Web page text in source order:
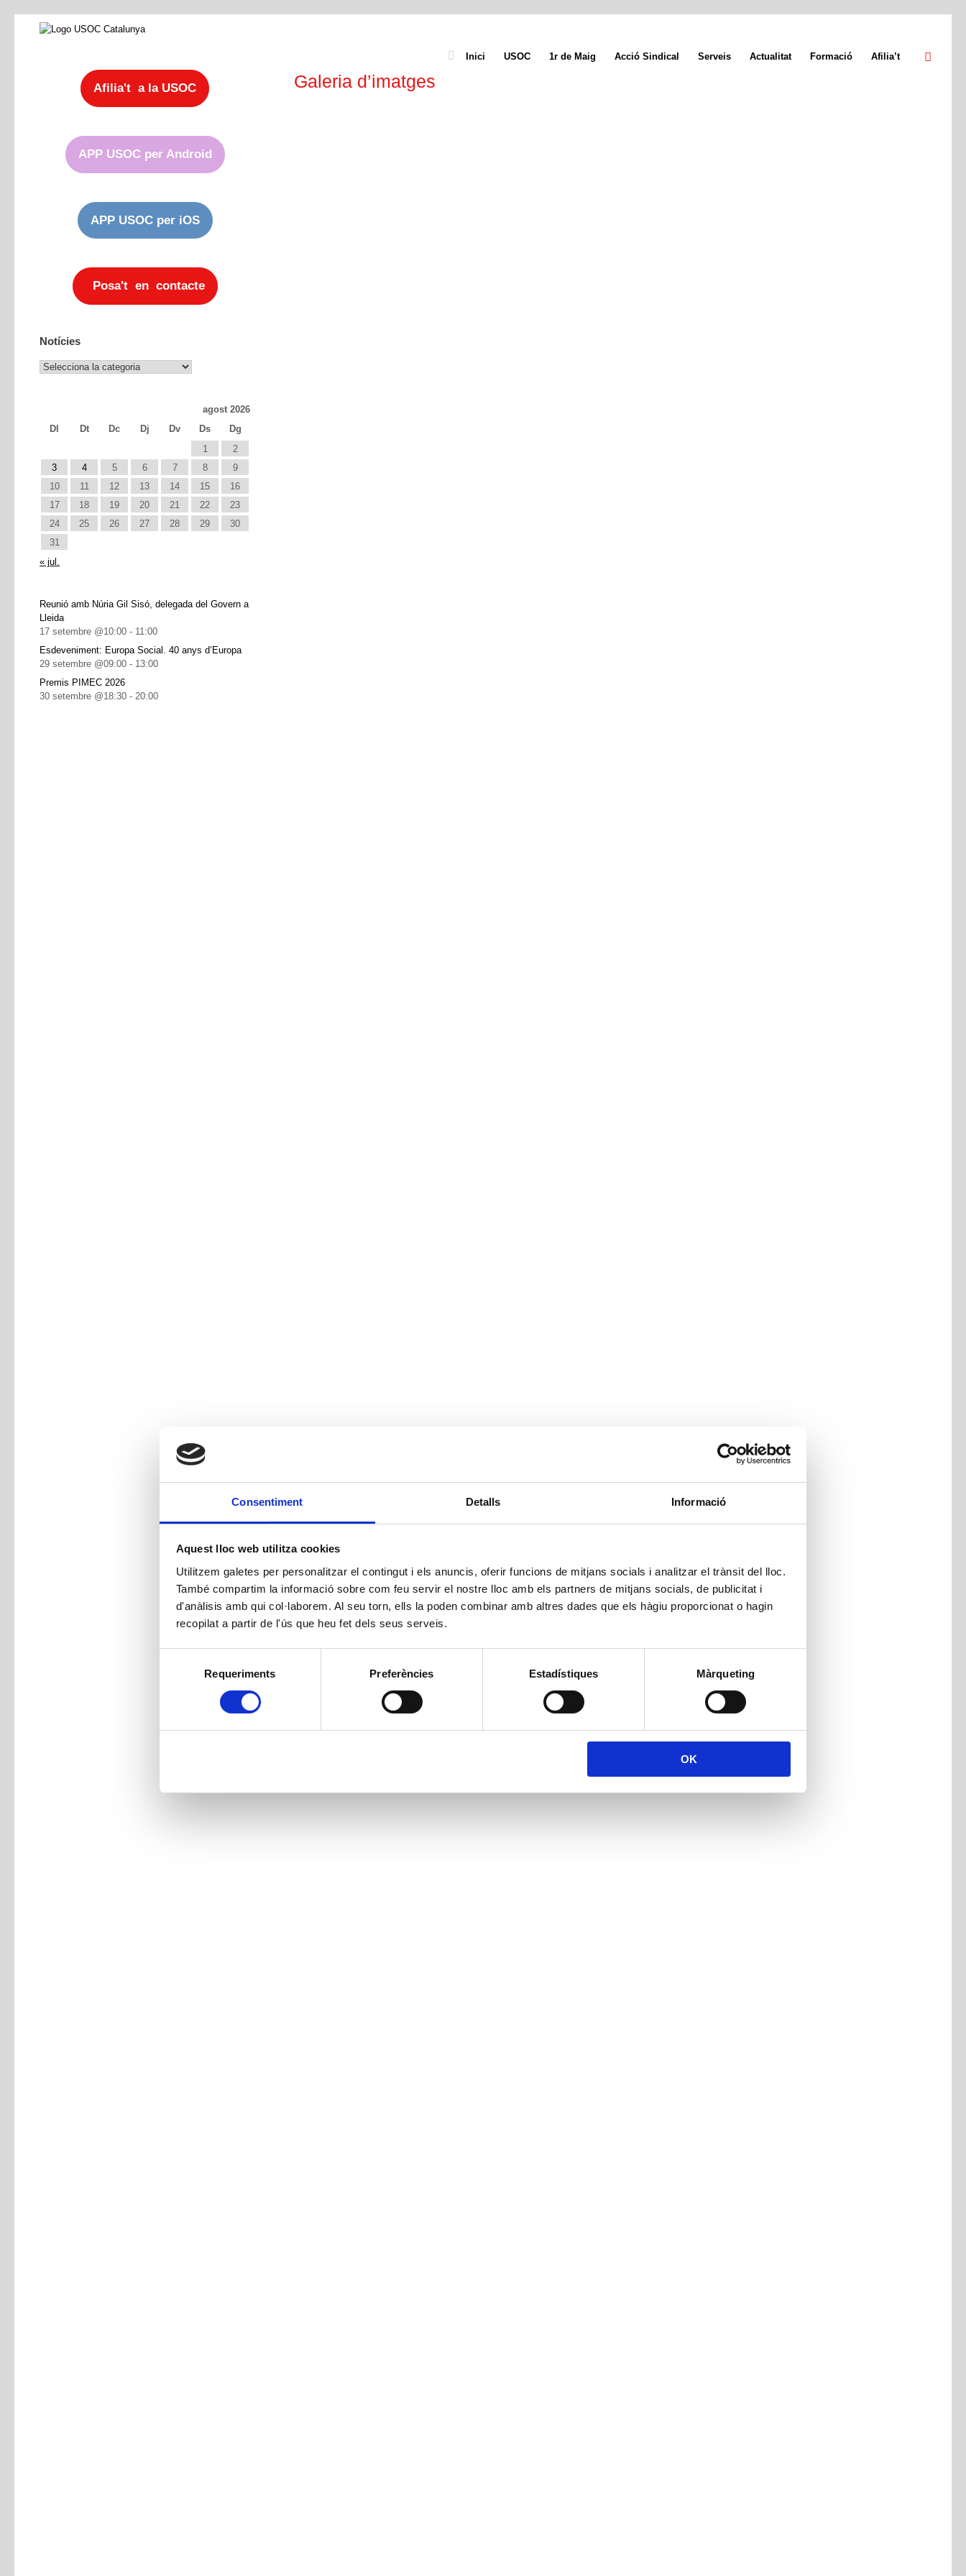
Consentiment Detalls Informació
Aquest lloc web utilitza cookies
Utilitzem galetes per personalitzar el contingut i els anuncis, oferir funcions de mitjans socials i analitzar el trànsit del lloc.
També compartim la informació sobre com feu servir el nostre lloc amb els partners de mitjans socials, de publicitat i
d'anàlisis amb qui col·laborem. Al seu torn, ells la poden combinar amb altres dades que els hàgiu proporcionat o hagin
recopilat a partir de l'ús que heu fet dels seus serveis.
consentiment
Requeriments Preferències Estadístiques Màrqueting
OK
Inici USOC 1r de Maig Acció Sindical Serveis Actualitat Formació Afilia’t
Galeria d’imatges
Afilia't a la USOC
APP USOC per Android
APP USOC per iOS
Posa't en contacte
Notícies
Notícies
agost 2026
Dl
Dt Dc Dj Dv Ds
Dg
1
2
3
4 5 6 7 8
9
10
11 12 13 14 15
16
17
18 19 20 21 22
23
24
25 26 27 28 29
30
31
« jul.
Reunió amb Núria Gil Sisó, delegada del Govern a
Lleida
17 setembre @10:00 - 11:00
Esdeveniment: Europa Social. 40 anys d’Europa
29 setembre @09:00 - 13:00
Premis PIMEC 2026
30 setembre @18:30 - 20:00